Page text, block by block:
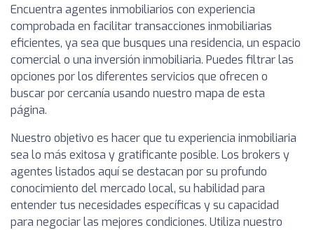
Encuentra agentes inmobiliarios con experiencia
comprobada en facilitar transacciones inmobiliarias
eficientes, ya sea que busques una residencia, un espacio
comercial o una inversión inmobiliaria. Puedes filtrar las
opciones por los diferentes servicios que ofrecen o
buscar por cercanía usando nuestro mapa de esta
página.
Nuestro objetivo es hacer que tu experiencia inmobiliaria
sea lo más exitosa y gratificante posible. Los brokers y
agentes listados aquí se destacan por su profundo
conocimiento del mercado local, su habilidad para
entender tus necesidades específicas y su capacidad
para negociar las mejores condiciones. Utiliza nuestro